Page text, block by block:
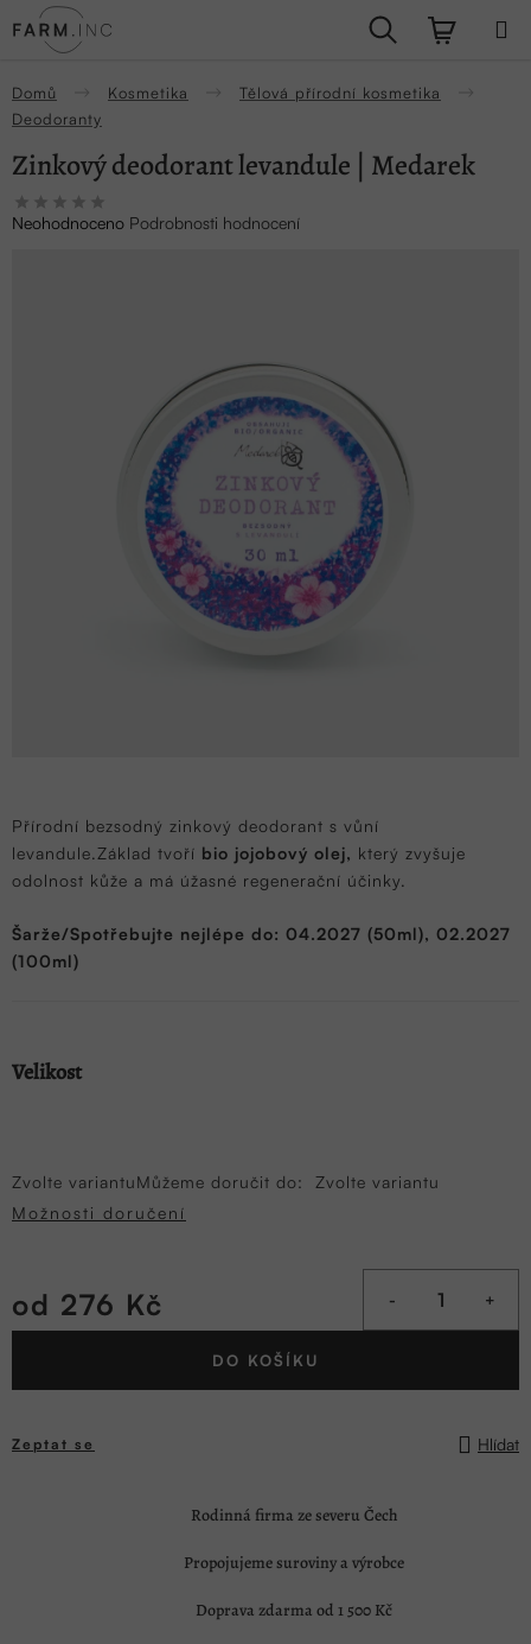
na
Hledat
Domů Kosmetika
Tělová přírodní kosmetika
Deodoranty
Přírodní bezsodný zinkový deodorant s vůní
levandule.Základ tvoří bio jojobový olej, který zvyšuje
odolnost kůže a má úžasné regenerační účinky.
Šarže/Spotřebujte nejlépe do: 04.2027 (50ml), 02.2027
(100ml)
Velikost
Zvolte variantuMůžeme doručit do:
Zvolte variantu
Možnosti doručení
od 276 Kč
Měrná
DO KOŠÍKU
Zeptat se Hlídat
Zinkový deodorant levandule | Medarek
Průměrné
hodnocení
Neohodnoceno Podrobnosti hodnocení
Rodinná firma ze severu Čech
Propojujeme suroviny a výrobce
Doprava zdarma od 1 500 Kč